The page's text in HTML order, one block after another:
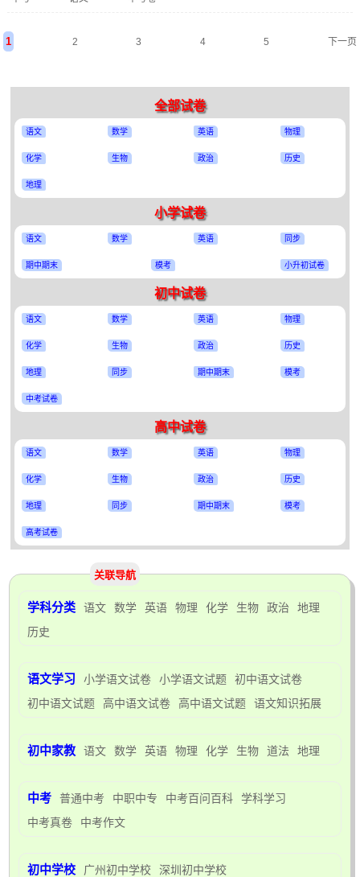
1 2 3 4 5 下一页
全部试卷
语文 数学 英语 物理
化学 生物 政治 历史
地理
小学试卷
语文 数学 英语 同步
期中期末 模考 小升初试卷
初中试卷
语文 数学 英语 物理
化学 生物 政治 历史
地理 同步 期中期末 模考
中考试卷
高中试卷
语文 数学 英语 物理
化学 生物 政治 历史
地理 同步 期中期末 模考
高考试卷
关联导航
学科分类 语文 数学 英语 物理 化学 生物 政治
地理
历史
语文学习 小学语文试卷 小学语文试题
初中语文试卷
初中语文试题
高中语文试卷 高中语文试题 语文知识拓展
初中家教 语文 数学 英语 物理 化学 生物 道法 地理
中考 普通中考 中职中专 中考百问百科
学科学习
中考真卷
中考作文
初中学校 广州初中学校 深圳初中学校